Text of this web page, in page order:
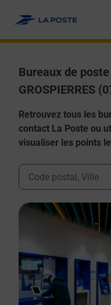
Bureaux de
GROSPIERRES
Retrouvez tous les
contact La Poste ou
visualiser les points
Ville, Département,